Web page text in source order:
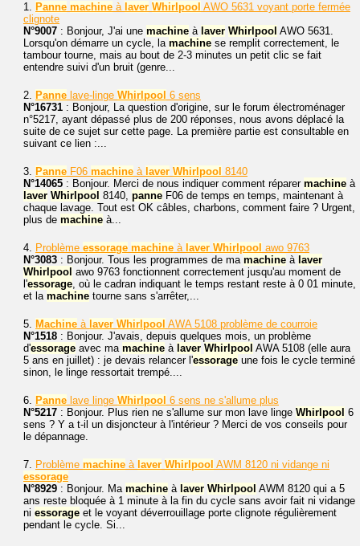
1. Panne machine à laver Whirlpool AWO 5631 voyant porte fermée
clignote
N°9007 : Bonjour, J'ai une machine à laver Whirlpool AWO 5631.
Lorsqu'on démarre un cycle, la machine se remplit correctement, le
tambour tourne, mais au bout de 2-3 minutes un petit clic se fait
entendre suivi d'un bruit (genre...
2. Panne lave-linge Whirlpool 6 sens
N°16731 : Bonjour, La question d'origine, sur le forum électroménager
n°5217, ayant dépassé plus de 200 réponses, nous avons déplacé la
suite de ce sujet sur cette page. La première partie est consultable en
suivant ce lien :...
3. Panne F06 machine à laver Whirlpool 8140
N°14065 : Bonjour. Merci de nous indiquer comment réparer machine à
laver Whirlpool 8140, panne F06 de temps en temps, maintenant à
chaque lavage. Tout est OK câbles, charbons, comment faire ? Urgent,
plus de machine à...
4. Problème essorage machine à laver Whirlpool awo 9763
N°3083 : Bonjour. Tous les programmes de ma machine à laver
Whirlpool awo 9763 fonctionnent correctement jusqu'au moment de
l'essorage, où le cadran indiquant le temps restant reste à 0 01 minute,
et la machine tourne sans s'arrêter,...
5. Machine à laver Whirlpool AWA 5108 problème de courroie
N°1518 : Bonjour. J'avais, depuis quelques mois, un problème
d'essorage avec ma machine à laver Whirlpool AWA 5108 (elle aura
5 ans en juillet) : je devais relancer l'essorage une fois le cycle terminé
sinon, le linge ressortait trempé....
6. Panne lave linge Whirlpool 6 sens ne s'allume plus
N°5217 : Bonjour. Plus rien ne s'allume sur mon lave linge Whirlpool 6
sens ? Y a t-il un disjoncteur à l'intérieur ? Merci de vos conseils pour
le dépannage.
7. Problème machine à laver Whirlpool AWM 8120 ni vidange ni
essorage
N°8929 : Bonjour. Ma machine à laver Whirlpool AWM 8120 qui a 5
ans reste bloquée à 1 minute à la fin du cycle sans avoir fait ni vidange
ni essorage et le voyant déverrouillage porte clignote régulièrement
pendant le cycle. Si...